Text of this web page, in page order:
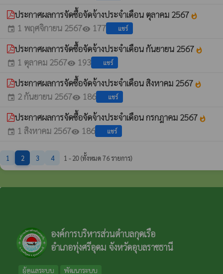
ประกาศผลการจัดซื้อจัดจ้างประจำเดือน ตุลาคม 2567 whatshot
event 1 พฤศจิกายน 2567visibility 177 แชร์
ประกาศผลการจัดซื้อจัดจ้างประจำเดือน กันยายน 2567 whatshot
event 1 ตุลาคม 2567visibility 193 แชร์
ประกาศผลการจัดซื้อจัดจ้างประจำเดือน สิงหาคม 2567 whatshot
event 2 กันยายน 2567visibility 186 แชร์
ประกาศผลการจัดซื้อจัดจ้างประจำเดือน กรกฎาคม 2567 whatshot
event 1 สิงหาคม 2567visibility 186 แชร์
1 2 3 4 1 - 20 (ทั้งหมด 76 รายการ)
องค์การบริหารส่วนตำบลกุดเรือ
อำเภอทุ่งศรีอุดม จังหวัดอุบลราชธานี
ผู้ดูแลระบบ พัฒนาระบบ